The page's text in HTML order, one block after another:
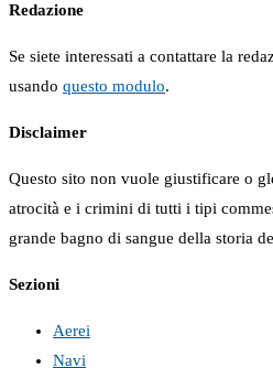
Redazione
Se siete interessati a contattare la
usando questo modulo.
Disclaimer
Questo sito non vuole giustificare o
atrocità e i crimini di tutti i tipi
grande bagno di sangue della storia
Sezioni
Aerei
Navi